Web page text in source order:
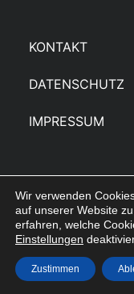
KONTAKT
DATENSCHUTZ
IMPRESSUM
© 2026
Wir verwenden
auf unserer Website
erfahren, welche
Einstellungen
Zustimmen